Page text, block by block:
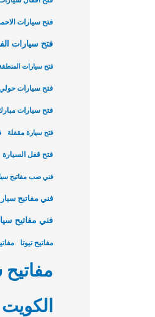
فتح سيارات
فتح سيارات
فتح سيارات
فتح سيارات
فتح سيارات
فتح سيارة مقفلة
فتح قفل السيارة
فني صب مفاتيح
فني مفاتيح
فني مفاتيح
مفاتيح تيوتا
الكويت